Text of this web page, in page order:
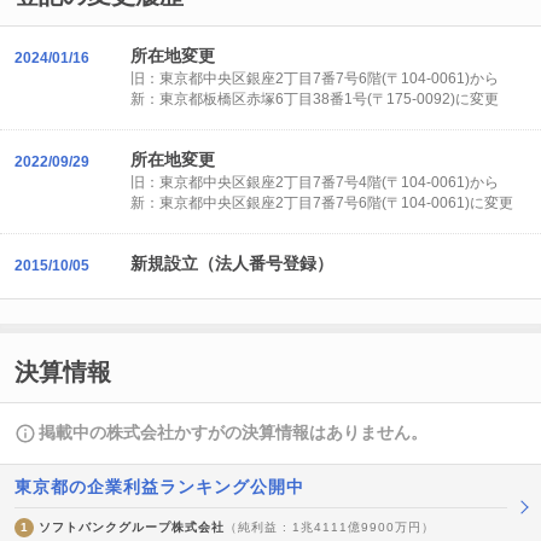
2024/01/16 所在地変更
旧：東京都中央区銀座2丁目7番7号6階(〒104-0061)から
新：東京都板橋区赤塚6丁目38番1号(〒175-0092)に変更
2022/09/29 所在地変更
旧：東京都中央区銀座2丁目7番7号4階(〒104-0061)から
新：東京都中央区銀座2丁目7番7号6階(〒104-0061)に変更
2015/10/05 新規設立（法人番号登録）
決算情報
掲載中の株式会社かすがの決算情報はありません。
東京都の企業利益ランキング公開中
1 ソフトバンクグループ株式会社 （純利益 : 1兆4111億9900万円）